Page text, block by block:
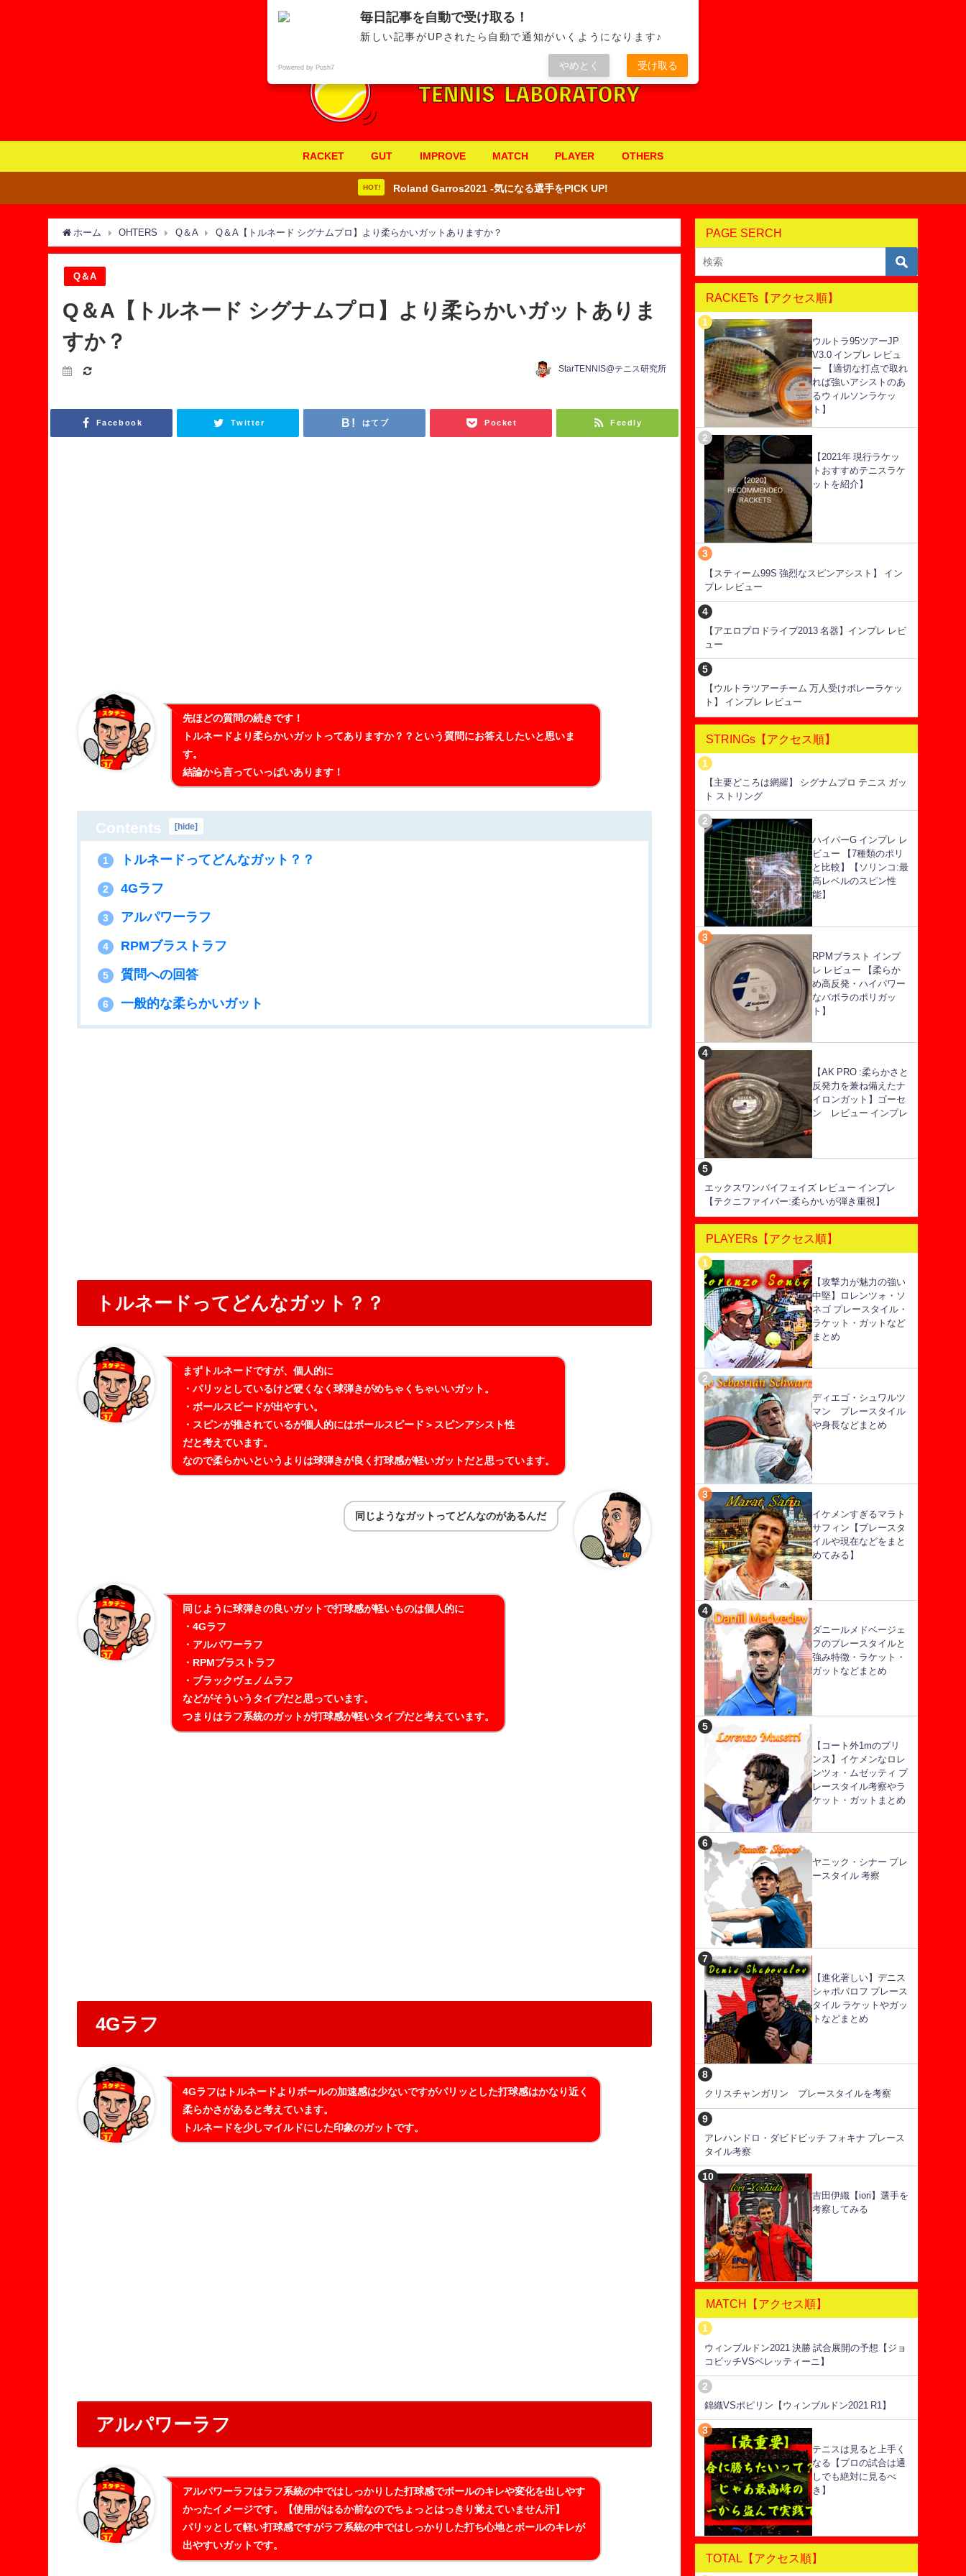
RACKET GUT IMPROVE MATCH PLAYER OTHERS
HOT! Roland Garros2021 -気になる選手をPICK UP!
ホーム OHTERS Q＆A Q＆A【トルネード シグナムプロ】より柔らかいガットありますか？
Q＆A
Q＆A【トルネード シグナムプロ】より柔らかいガットありま
すか？
StarTENNIS@テニス研究所
Facebook Twitter はてブ Pocket Feedly
先ほどの質問の続きです！
トルネードより柔らかいガットってありますか？？という質問にお答えしたいと思いま
す。
結論から言っていっぱいあります！
Contents [hide]
1 トルネードってどんなガット？？
2 4Gラフ
3 アルパワーラフ
4 RPMブラストラフ
5 質問への回答
6 一般的な柔らかいガット
トルネードってどんなガット？？
まずトルネードですが、個人的に
・パリッとしているけど硬くなく球弾きがめちゃくちゃいいガット。
・ボールスピードが出やすい。
・スピンが推されているが個人的にはボールスピード＞スピンアシスト性
だと考えています。
なので柔らかいというよりは球弾きが良く打球感が軽いガットだと思っています。
同じようなガットってどんなのがあるんだ
同じように球弾きの良いガットで打球感が軽いものは個人的に
・4Gラフ
・アルパワーラフ
・RPMブラストラフ
・ブラックヴェノムラフ
などがそういうタイプだと思っています。
つまりはラフ系統のガットが打球感が軽いタイプだと考えています。
4Gラフ
4Gラフはトルネードよりボールの加速感は少ないですがパリッとした打球感はかなり近く
柔らかさがあると考えています。
トルネードを少しマイルドにした印象のガットです。
アルパワーラフ
アルパワーラフはラフ系統の中ではしっかりした打球感でボールのキレや変化を出しやす
かったイメージです。【使用がはるか前なのでちょっとはっきり覚えていません汗】
パリッとして軽い打球感ですがラフ系統の中ではしっかりした打ち心地とボールのキレが
出やすいガットです。
PAGE SERCH
RACKETs【アクセス順】
ウルトラ95ツアーJP
V3.0 インプレ レビュ
ー 【適切な打点で取れ
れば強いアシストのあ
るウィルソンラケッ
ト】
【2021年 現行ラケッ
トおすすめテニスラケ
ットを紹介】
【スティーム99S 強烈なスピンアシスト】 イン
プレ レビュー
【アエロプロドライブ2013 名器】インプレ レビ
ュー
【ウルトラツアーチーム 万人受けボレーラケッ
ト】 インプレ レビュー
STRINGs【アクセス順】
【主要どころは網羅】 シグナムプロ テニス ガッ
ト ストリング
ハイパーG インプレ レ
ビュー 【7種類のポリ
と比較】【ソリンコ:最
高レベルのスピン性
能】
RPMブラスト インプ
レ レビュー 【柔らか
め高反発・ハイパワー
なバボラのポリガッ
ト】
【AK PRO :柔らかさと
反発力を兼ね備えたナ
イロンガット】ゴーセ
ン レビュー インプレ
エックスワンバイフェイズ レビュー インプレ
【テクニファイバー:柔らかいが弾き重視】
PLAYERs【アクセス順】
【攻撃力が魅力の強い
中堅】ロレンツォ・ソ
ネゴ プレースタイル・
ラケット・ガットなど
まとめ
ディエゴ・シュワルツ
マン プレースタイル
や身長などまとめ
イケメンすぎるマラト
サフィン【プレースタ
イルや現在などをまと
めてみる】
ダニールメドベージェ
フのプレースタイルと
強み特徴・ラケット・
ガットなどまとめ
【コート外1mのプリ
ンス】イケメンなロレ
ンツォ・ムゼッティ プ
レースタイル考察やラ
ケット・ガットまとめ
ヤニック・シナー プレ
ースタイル 考察
【進化著しい】デニス
シャポバロフ プレース
タイル ラケットやガッ
トなどまとめ
クリスチャンガリン プレースタイルを考察
アレハンドロ・ダビドビッチ フォキナ プレース
タイル考察
吉田伊織【iori】選手を
考察してみる
MATCH【アクセス順】
ウィンブルドン2021 決勝 試合展開の予想【ジョ
コビッチVSベレッティーニ】
錦織VSポピリン【ウィンブルドン2021 R1】
テニスは見ると上手く
なる【プロの試合は通
しでも絶対に見るべ
き】
TOTAL【アクセス順】
毎日記事を自動で受け取る！
新しい記事がUPされたら自動で通知がいくようになります♪
Powered by Push7 やめとく 受け取る